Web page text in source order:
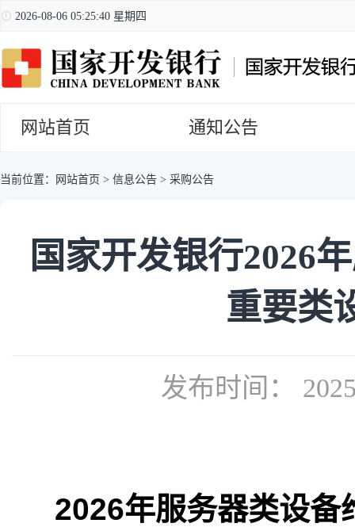
2026-08-06 05:25:41 星期四
网站首页 通知公告
当前位置： 网站首页 > 信息公告 > 采购公告
国家开发银行2026
重要类
发布时间：
2026年服务器类设备